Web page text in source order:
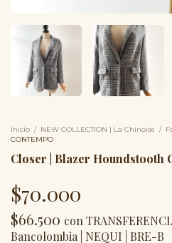
Inicio / NEW COLLECTION | La Chinoise /
CONTEMPO
Closer | Blazer Houndstooth
$70.000
$66.500 con
Bancolombia | NEQUI | BRE-B